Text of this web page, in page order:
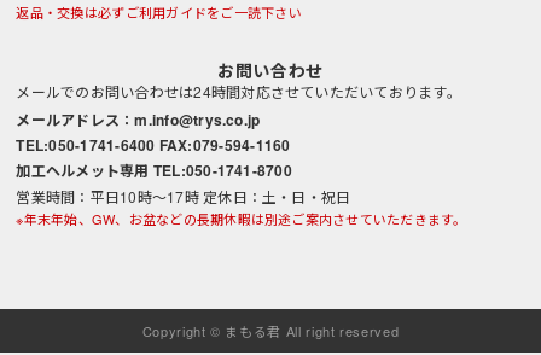
返品・交換は必ずご利用ガイドをご一読下さい
お問い合わせ
メールでのお問い合わせは24時間対応させていただいております。
メールアドレス：m.info@trys.co.jp
TEL:050-1741-6400 FAX:079-594-1160
加工ヘルメット専用 TEL:050-1741-8700
営業時間：平日10時～17時 定休日：土・日・祝日
※年末年始、GW、お盆などの長期休暇は別途ご案内させていただきます。
Copyright © まもる君 All right reserved